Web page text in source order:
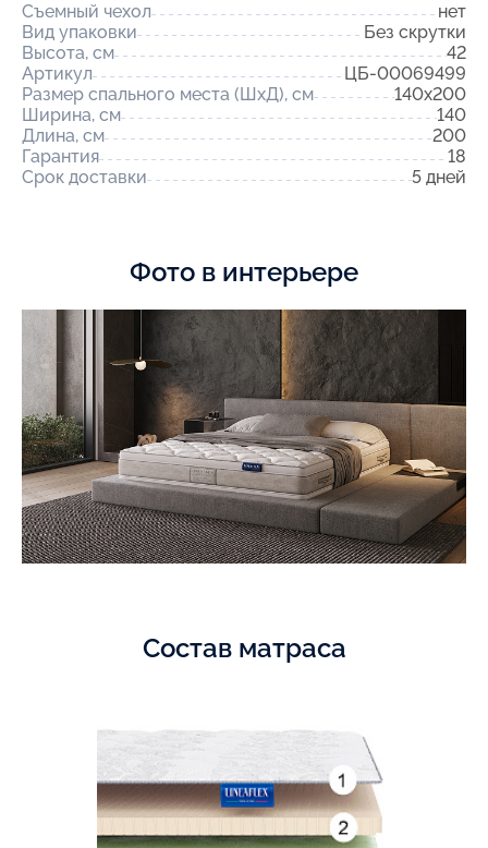
Съемный чехол
нет
Вид упаковки
Без скрутки
Высота, см
42
Артикул
ЦБ-00069499
Размер спального места (ШхД), см
140x200
Ширина, см
140
Длина, см
200
Гарантия
18
Срок доставки
5 дней
Фото в интерьере
Состав матраса